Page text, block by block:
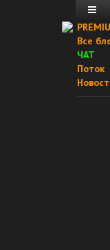
Все
ЧАТ
Поток